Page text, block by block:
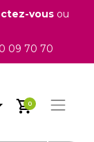
vousou
09 70 70
0